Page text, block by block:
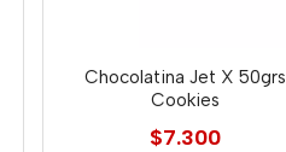
Chocolatina Jet X 50grs
Cookies
$7.300